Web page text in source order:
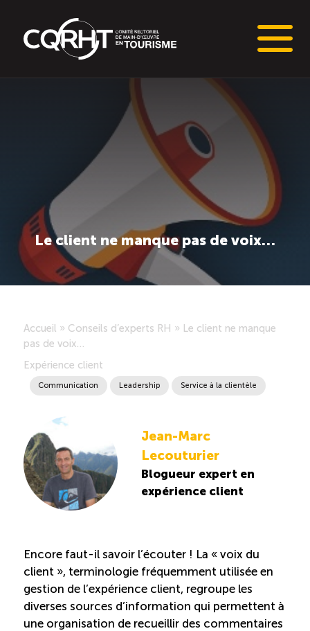
Connaissances stratégiques
Informations sur le marché du travail (IMT)
Tableaux de bord de l’industrie touristique
Main-d’oeuvre en tourisme
Le pôle IMT
Saisonnalité des emplois
Outils et ressources
Portail RH
Descriptions de fonction
Balados
Programmes d’aide et subventions
Recrutement de travailleurs étrangers
Le client ne manque pas de voix…
Accueil » Conseils d’experts RH » Le client ne manque
pas de voix…
Expérience client
Communication Leadership Service à la clientèle
Jean-Marc
Lecouturier
Blogueur expert en
expérience client
Encore faut-il savoir l’écouter ! La « voix du
client », terminologie fréquemment utilisée en
gestion de l’expérience client, regroupe les
diverses sources d’information qui permettent à
une organisation de recueillir des commentaires